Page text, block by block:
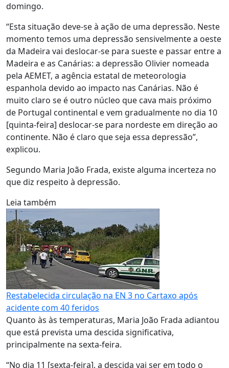
domingo.
“Esta situação deve-se à ação de uma depressão. Neste
momento temos uma depressão sensivelmente a oeste
da Madeira vai deslocar-se para sueste e passar entre a
Madeira e as Canárias: a depressão Olivier nomeada
pela AEMET, a agência estatal de meteorologia
espanhola devido ao impacto nas Canárias. Não é
muito claro se é outro núcleo que cava mais próximo
de Portugal continental e vem gradualmente no dia 10
[quinta-feira] deslocar-se para nordeste em direção ao
continente. Não é claro que seja essa depressão”,
explicou.
Segundo Maria João Frada, existe alguma incerteza no
que diz respeito à depressão.
Leia também
Restabelecida circulação na EN 3 no Cartaxo após
acidente com 40 feridos
Quanto às às temperaturas, Maria João Frada adiantou
que está prevista uma descida significativa,
principalmente na sexta-feira.
“No dia 11 [sexta-feira], a descida vai ser em todo o